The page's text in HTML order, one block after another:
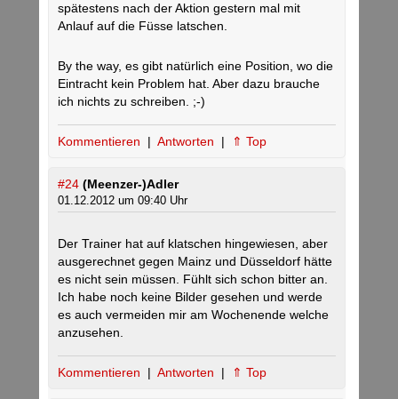
spätestens nach der Aktion gestern mal mit
Anlauf auf die Füsse latschen.
By the way, es gibt natürlich eine Position, wo die
Eintracht kein Problem hat. Aber dazu brauche
ich nichts zu schreiben. ;-)
Kommentieren | Antworten | ⇑ Top
#24 (Meenzer-)Adler
01.12.2012 um 09:40 Uhr
Der Trainer hat auf klatschen hingewiesen, aber
ausgerechnet gegen Mainz und Düsseldorf hätte
es nicht sein müssen. Fühlt sich schon bitter an.
Ich habe noch keine Bilder gesehen und werde
es auch vermeiden mir am Wochenende welche
anzusehen.
Kommentieren | Antworten | ⇑ Top